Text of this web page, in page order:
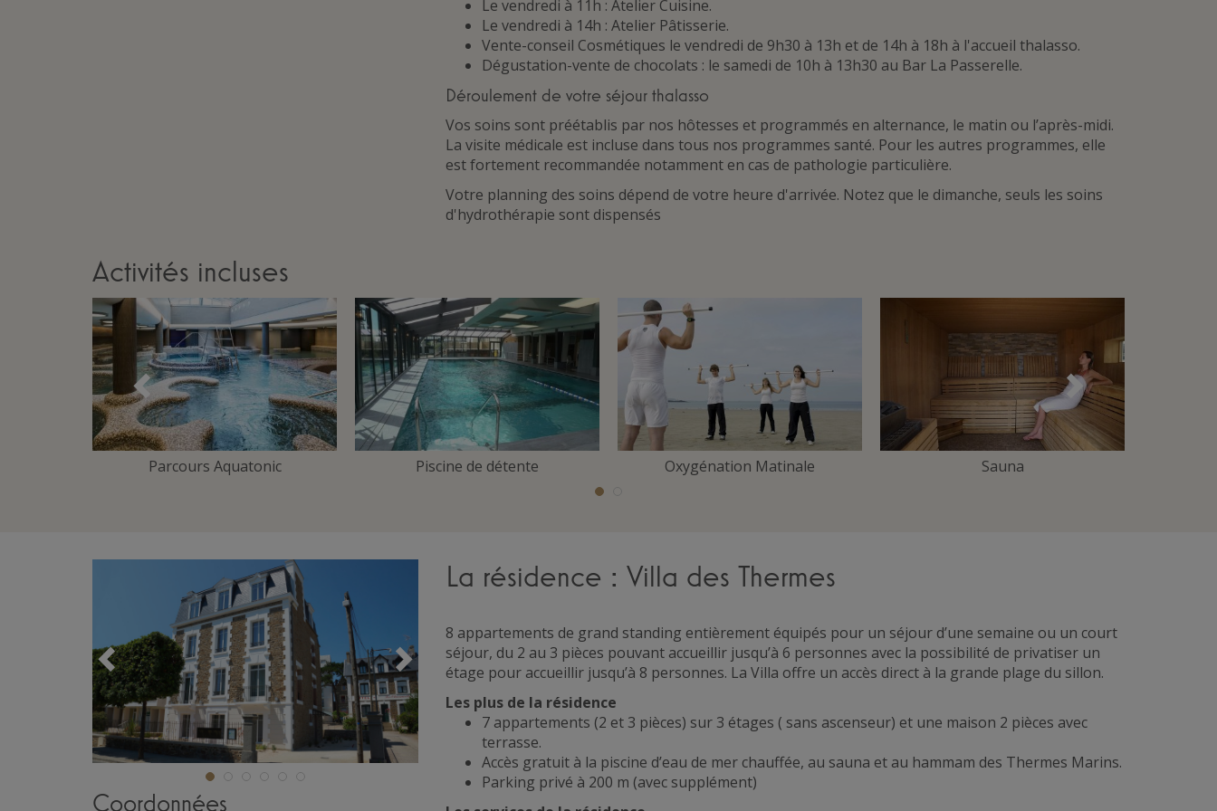
Le vendredi à 11h : Atelier Cuisine.
Le vendredi à 14h : Atelier Pâtisserie.
Vente-conseil Cosmétiques le vendredi de 9h30 à 13h et de 14h à 18h à l'accueil thalasso.
Dégustation-vente de chocolats : le samedi de 10h à 13h30 au Bar La Passerelle.
Déroulement de votre séjour thalasso
Vos soins sont préétablis par nos hôtesses et programmés en alternance, le matin ou l’après-midi.
La visite médicale est incluse dans tous nos programmes santé. Pour les autres programmes, elle
est fortement recommandée notamment en cas de pathologie particulière.
Votre planning des soins dépend de votre heure d'arrivée. Notez que le dimanche, seuls les soins
d'hydrothérapie sont dispensés
Activités incluses
Parcours Aquatonic Piscine de détente Oxygénation Matinale Sauna
Précédent Suivant
Précédent Suivant
Coordonnées
La résidence : Villa des Thermes
8 appartements de grand standing entièrement équipés pour un séjour d’une semaine ou un court
séjour, du 2 au 3 pièces pouvant accueillir jusqu’à 6 personnes avec la possibilité de privatiser un
étage pour accueillir jusqu’à 8 personnes. La Villa offre un accès direct à la grande plage du sillon.
Les plus de la résidence
7 appartements (2 et 3 pièces) sur 3 étages ( sans ascenseur) et une maison 2 pièces avec
terrasse.
Accès gratuit à la piscine d’eau de mer chauffée, au sauna et au hammam des Thermes Marins.
Parking privé à 200 m (avec supplément)